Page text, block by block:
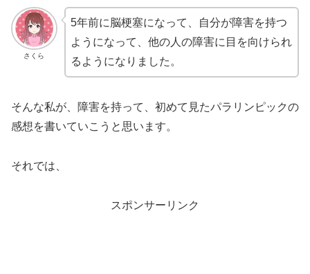
さくら
5年前に脳梗塞になって、自分が障害を持つ
ようになって、他の人の障害に目を向けられ
るようになりました。
そんな私が、障害を持って、初めて見たパラリンピックの
感想を書いていこうと思います。
それでは、
スポンサーリンク